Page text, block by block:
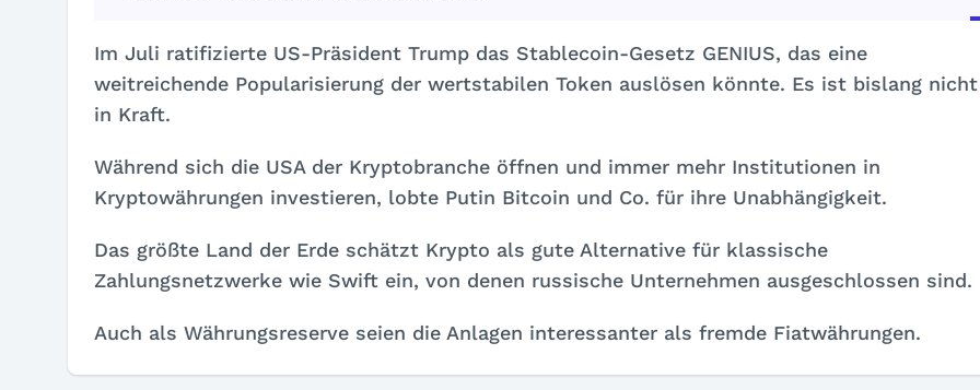
Im Juli ratifizierte US-Präsident Trump das Stablecoin-Gesetz GENIUS, das eine
weitreichende Popularisierung der wertstabilen Token auslösen könnte. Es ist bislang nicht
in Kraft.
Während sich die USA der Kryptobranche öffnen und immer mehr Institutionen in
Kryptowährungen investieren, lobte Putin Bitcoin und Co. für ihre Unabhängigkeit.
Das größte Land der Erde schätzt Krypto als gute Alternative für klassische
Zahlungsnetzwerke wie Swift ein, von denen russische Unternehmen ausgeschlossen sind.
Auch als Währungsreserve seien die Anlagen interessanter als fremde Fiatwährungen.